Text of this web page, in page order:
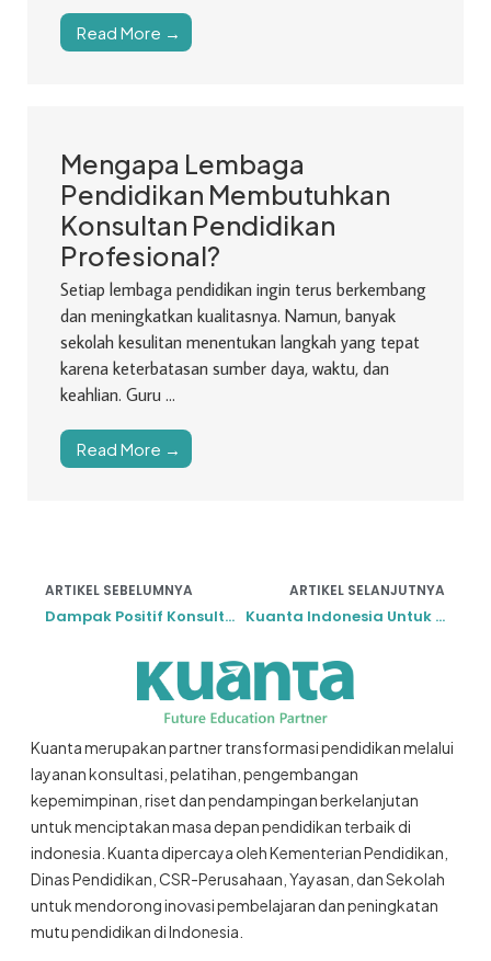
Read More →
Mengapa Lembaga
Pendidikan Membutuhkan
Konsultan Pendidikan
Profesional?
Setiap lembaga pendidikan ingin terus berkembang
dan meningkatkan kualitasnya. Namun, banyak
sekolah kesulitan menentukan langkah yang tepat
karena keterbatasan sumber daya, waktu, dan
keahlian. Guru ...
Read More →
ARTIKEL SEBELUMNYA
Dampak Positif Konsultan Sekolah pada Siswa dan Guru
ARTIKEL SELANJUTNYA
Kuanta Indonesia Untuk Tenaga Didik Berkualitas di Masa Depan
Kuanta merupakan partner transformasi pendidikan melalui
layanan konsultasi, pelatihan, pengembangan
kepemimpinan, riset dan pendampingan berkelanjutan
untuk menciptakan masa depan pendidikan terbaik di
indonesia. Kuanta dipercaya oleh Kementerian Pendidikan,
Dinas Pendidikan, CSR-Perusahaan, Yayasan, dan Sekolah
untuk mendorong inovasi pembelajaran dan peningkatan
mutu pendidikan di Indonesia.